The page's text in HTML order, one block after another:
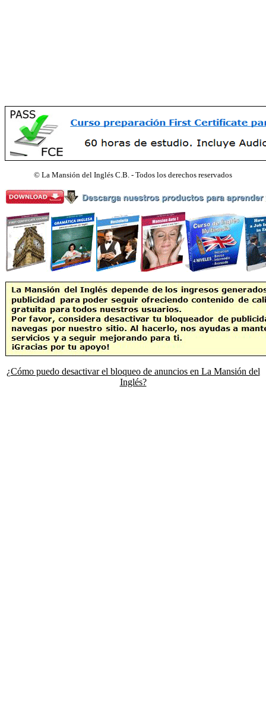
© La Mansión del Inglés C.B. - Todos los derechos reservados
¿Cómo puedo desactivar el bloqueo de anuncios en La Mansión del
Inglés?